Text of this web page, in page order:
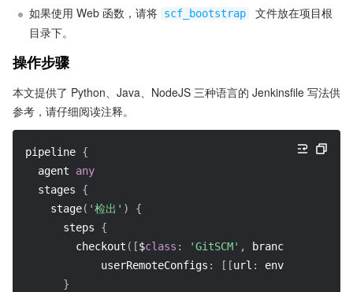
如果使用 Web 函数，请将 scf_bootstrap
文件放在项目根
目录下。
操作步骤
本文提供了 Python、Java、NodeJS 三种语言的 Jenkinsfile 写法供
参考，请仔细阅读注释。
pipeline {
  agent
any
  stages
{
    stage
( '检出' )
{
      steps
{
        checkout
( [$class : 'GitSCM' , branches
            userRemoteConfigs
: [ [url : env
}